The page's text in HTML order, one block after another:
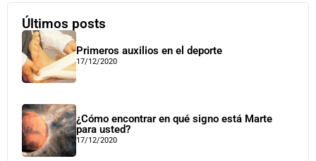
Últimos posts
Primeros auxilios en el deporte
17/12/2020
¿Cómo encontrar en qué signo está Marte
para usted?
17/12/2020